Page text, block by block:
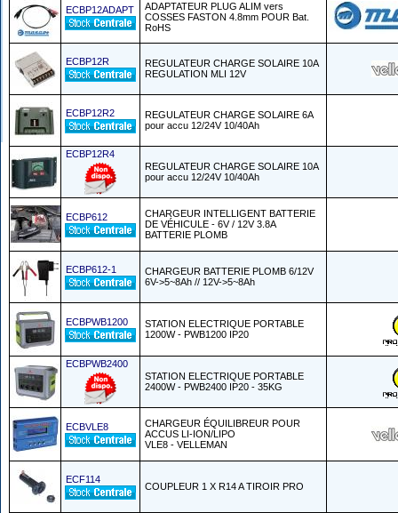
ECBP12ADAPT
ADAPTATEUR PLUG ALIM vers
COSSES FASTON 4.8mm POUR Bat.
RoHS
ECBP12R
REGULATEUR CHARGE SOLAIRE 10A
REGULATION MLI 12V
ECBP12R2
REGULATEUR CHARGE SOLAIRE 6A
pour accu 12/24V 10/40Ah
ECBP12R4
REGULATEUR CHARGE SOLAIRE 10A
pour accu 12/24V 10/40Ah
ECBP612
CHARGEUR INTELLIGENT BATTERIE
DE VÉHICULE - 6V / 12V 3.8A
BATTERIE PLOMB
ECBP612-1
CHARGEUR BATTERIE PLOMB 6/12V
6V->5~8Ah // 12V->5~8Ah
ECBPWB1200
STATION ELECTRIQUE PORTABLE
1200W - PWB1200 IP20
ECBPWB2400
STATION ELECTRIQUE PORTABLE
2400W - PWB2400 IP20 - 35KG
ECBVLE8
CHARGEUR ÉQUILIBREUR POUR
ACCUS LI-ION/LIPO
VLE8 - VELLEMAN
ECF114
COUPLEUR 1 X R14 A TIROIR PRO